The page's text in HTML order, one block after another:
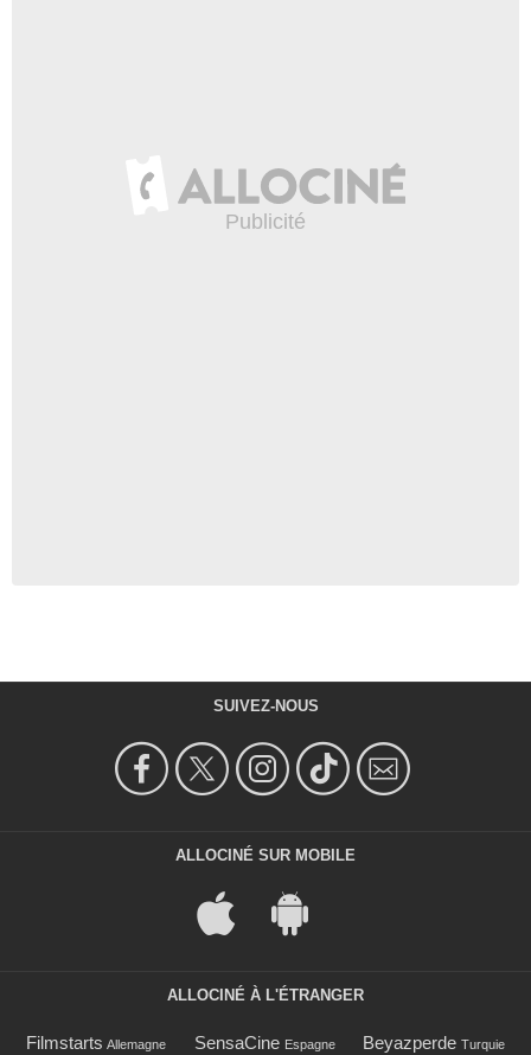
SUIVEZ-NOUS
ALLOCINÉ SUR MOBILE
ALLOCINÉ À L'ÉTRANGER
Filmstarts Allemagne SensaCine Espagne Beyazperde Turquie